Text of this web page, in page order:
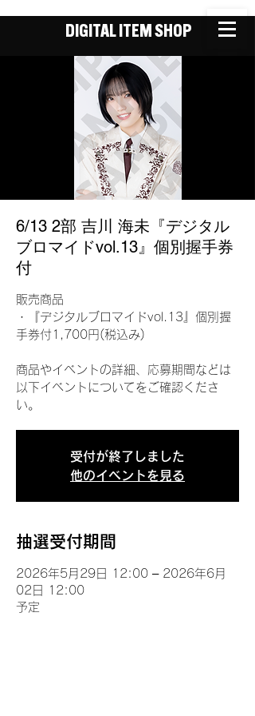
DIGITAL ITEM SHOP
6/13 2部 吉川 海未『デジタル
ブロマイドvol.13』個別握手券
付
販売商品
・『デジタルブロマイドvol.13』個別握
手券付1,700円(税込み)
商品やイベントの詳細、応募期間などは
以下イベントについてをご確認くださ
い。
受付が終了しました
他のイベントを見る
抽選受付期間
2026年5月29日 12:00 – 2026年6月
02日 12:00
予定